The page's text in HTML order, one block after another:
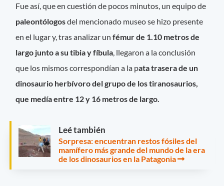
Fue así, que en cuestión de pocos minutos, un equipo de
paleontólogosdel mencionado museo se hizo presente
en el lugar y, tras analizar unfémur de 1.10 metros de
largo junto a su tibia y fíbula , llegaron a la conclusión
que los mismos correspondían a la pata trasera de un
dinosaurio herbívoro del grupo de los tiranosaurios,
que medía entre 12 y 16 metros de largo.
Leé también
Sorpresa: encuentran restos fósiles del
mamífero más grande del mundo de la era
de los dinosaurios en la Patagonia